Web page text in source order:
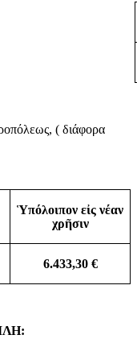
( διάφορα
Ὑπόλοιπον εἰς νέαν
χρῆσιν
6.433,30 €